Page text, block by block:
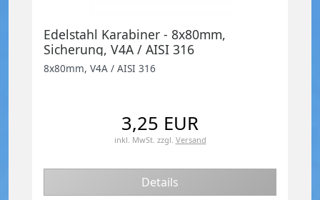
Edelstahl Karabiner - 8x80mm,
Sicherung, V4A / AISI 316
8x80mm, V4A / AISI 316
3,25 EUR
inkl. MwSt. zzgl. Versand
Details